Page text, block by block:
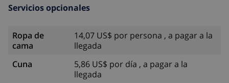
Servicios opcionales
Ropa de
cama
14,07 US$ por persona , a pagar a la
llegada
Cuna
5,86 US$ por día , a pagar a la
llegada